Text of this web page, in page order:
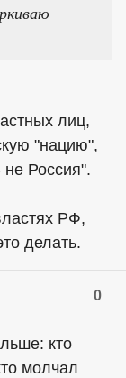
лиц,
"нацию",
не Россия".
РФ,
делать.
0
кто
молчал